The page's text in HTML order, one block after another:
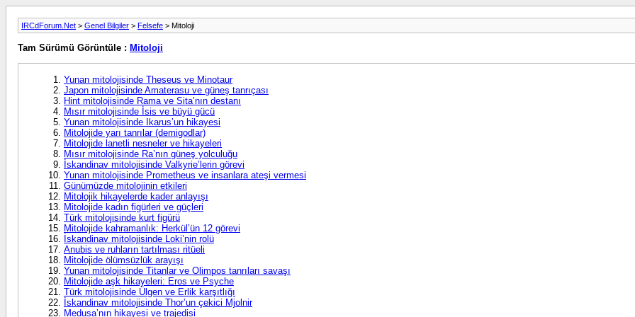
IRCdForum.Net > Genel Bilgiler > Felsefe > Mitoloji
Tam Sürümü Görüntüle : Mitoloji
Yunan mitolojisinde Theseus ve Minotaur
Japon mitolojisinde Amaterasu ve güneş tanrıçası
Hint mitolojisinde Rama ve Sita’nın destanı
Mısır mitolojisinde İsis ve büyü gücü
Yunan mitolojisinde Ikarus’un hikayesi
Mitolojide yarı tanrılar (demigodlar)
Mitolojide lanetli nesneler ve hikayeleri
Mısır mitolojisinde Ra’nın güneş yolculuğu
İskandinav mitolojisinde Valkyrie’lerin görevi
Yunan mitolojisinde Prometheus ve insanlara ateşi vermesi
Günümüzde mitolojinin etkileri
Mitolojik hikayelerde kader anlayışı
Mitolojide kadın figürleri ve güçleri
Türk mitolojisinde kurt figürü
Mitolojide kahramanlık: Herkül’ün 12 görevi
İskandinav mitolojisinde Loki’nin rolü
Anubis ve ruhların tartılması ritüeli
Mitolojide ölümsüzlük arayışı
Yunan mitolojisinde Titanlar ve Olimpos tanrıları savaşı
Mitolojide aşk hikayeleri: Eros ve Psyche
Türk mitolojisinde Ülgen ve Erlik karşıtlığı
İskandinav mitolojisinde Thor’un çekici Mjolnir
Medusa’nın hikayesi ve trajedisi